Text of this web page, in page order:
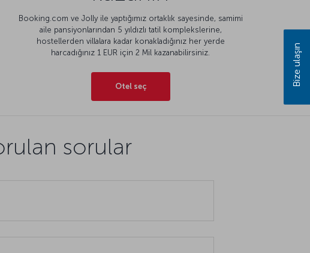
Booking.com ve Jolly ile yaptığımız ortaklık sayesinde, samimi
aile pansiyonlarından 5 yıldızlı tatil komplekslerine,
hostellerden villalara kadar konakladığınız her yerde
harcadığınız 1 EUR için 2 Mil kazanabilirsiniz.
Otel seç
sorular
Bize ulaşın